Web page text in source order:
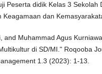
Peserta didik Kelas 3 Sekolah
Keagamaan dan
and Muhammad Agus
di SD/MI." Roqooba
1.3 (2023): 1-13.